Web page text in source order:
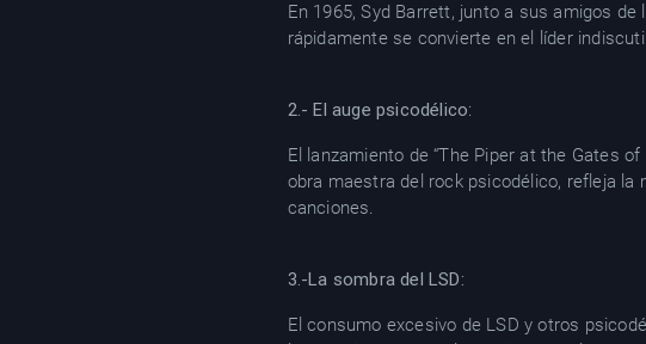
En 1965, Syd Barrett, junto a sus amigos
rápidamente se convierte en el líder
2.- El auge psicodélico:
El lanzamiento de “The Piper at the Gates
obra maestra del rock psicodélico, refleja la
canciones.
3.-La sombra del LSD:
El consumo excesivo de LSD y otros